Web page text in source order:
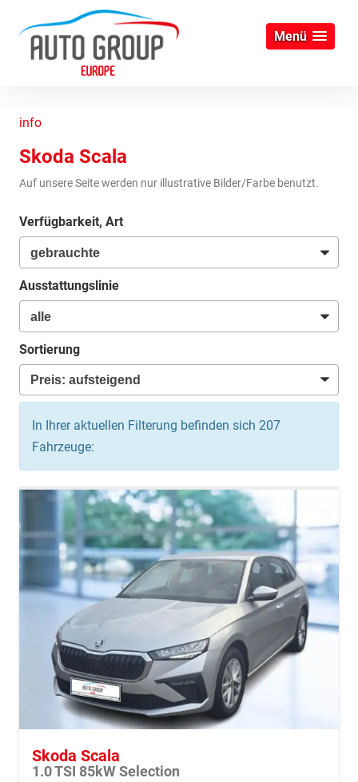
Menü
info
Skoda Scala
Auf unsere Seite werden nur illustrative Bilder/Farbe benutzt.
Verfügbarkeit, Art
Ausstattungslinie
Sortierung
In Ihrer aktuellen Filterung befinden sich 207
Fahrzeuge:
Skoda Scala
1.0 TSI 85kW Selection